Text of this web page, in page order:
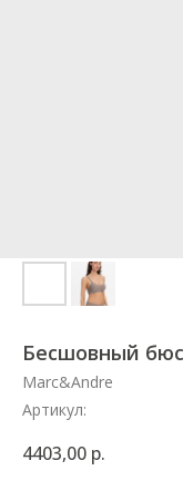
Бесшовный
Marc&Andre
Артикул:
4403,00 р.